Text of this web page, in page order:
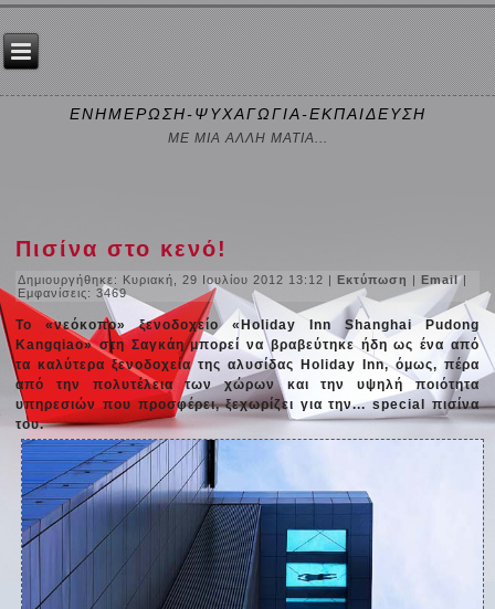
ΕΝΗΜΕΡΩΣΗ-ΨΥΧΑΓΩΓΙΑ-ΕΚΠΑΙΔΕΥΣΗ
ΜΕ ΜΙΑ ΑΛΛΗ ΜΑΤΙΑ...
Πισίνα στο κενό!
Δημιουργήθηκε: Κυριακή, 29 Ιουλίου 2012 13:12 |Εκτύπωση |Email|
Εμφανίσεις: 3469
Το «νεόκοπο» ξενοδοχείο «Holiday Inn Shanghai Pudong
Kangqiao» στη Σαγκάη μπορεί να βραβεύτηκε ήδη ως ένα από
τα καλύτερα ξενοδοχεία της αλυσίδας Holiday Inn, όμως, πέρα
από την πολυτέλεια των χώρων και την υψηλή ποιότητα
υπηρεσιών που προσφέρει, ξεχωρίζει για την... special πισίνα
του.